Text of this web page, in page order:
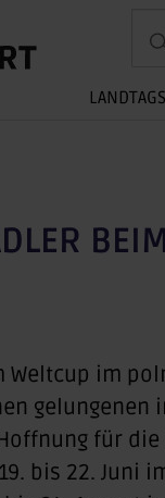
Weltcup im
für
bis 22. Juni